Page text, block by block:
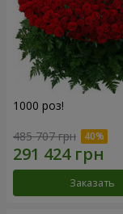
1000 роз!
485 707 грн
Заказать